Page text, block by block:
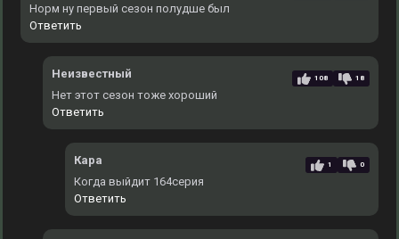
Норм ну первый сезон полудше был
Ответить
Неизвестный 108 18
Нет этот сезон тоже хороший
Ответить
Кара 1 0
Когда выйдит 164серия
Ответить